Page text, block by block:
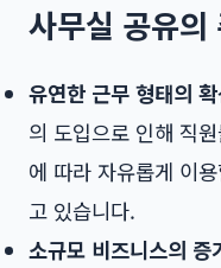
사무실 공유의
유연한 근무 형태의
의 도입으로 인해 직
에 따라 자유롭게 이
고 있습니다.
소규모 비즈니스의 증